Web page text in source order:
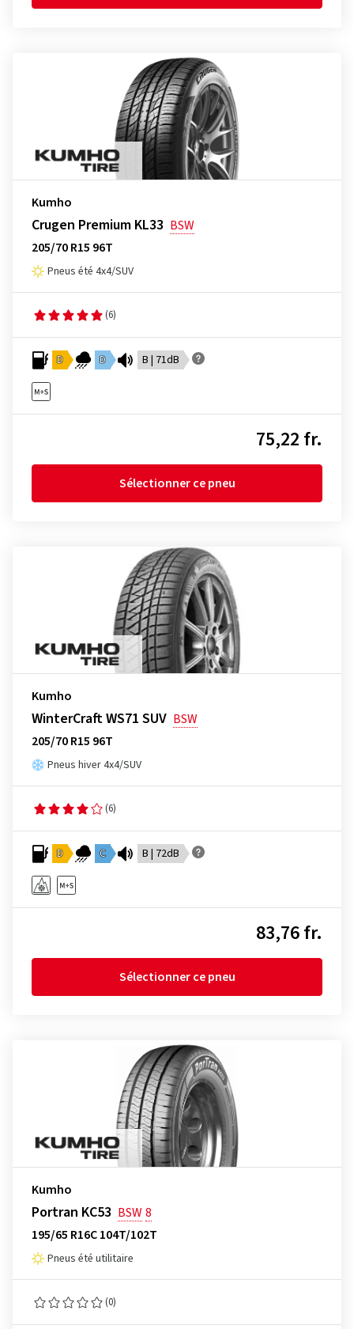
Kumho
Crugen Premium KL33 BSW
205/70 R15 96T
Pneus été 4x4/SUV
(6)
D D B | 71dB
75,22 fr.
Sélectionner ce pneu
Kumho
WinterCraft WS71 SUV BSW
205/70 R15 96T
Pneus hiver 4x4/SUV
(6)
D C B | 72dB
83,76 fr.
Sélectionner ce pneu
Kumho
Portran KC53 BSW8
195/65 R16C 104T/102T
Pneus été utilitaire
(0)